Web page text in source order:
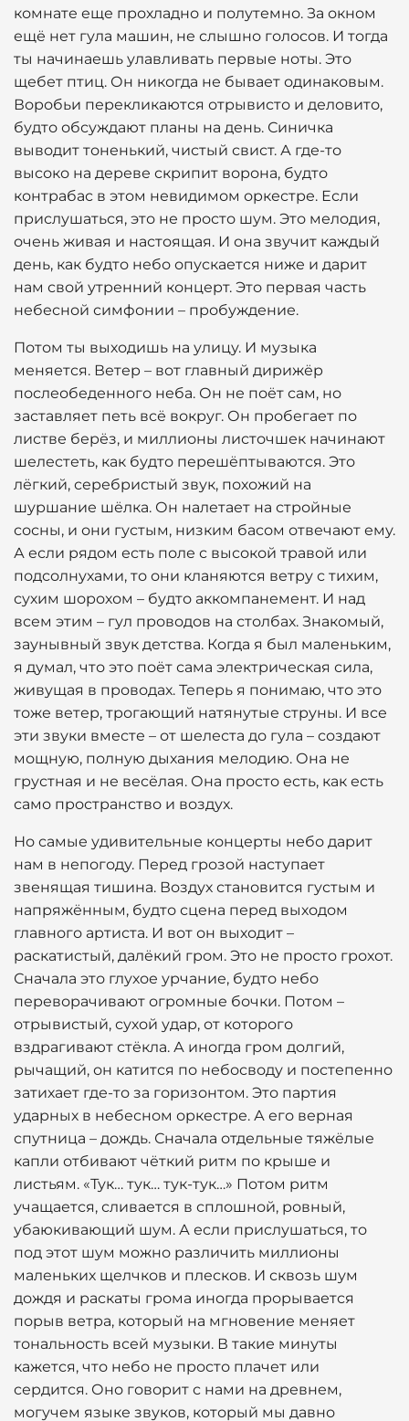
комнате еще прохладно и полутемно. За окном
ещё нет гула машин, не слышно голосов. И тогда
ты начинаешь улавливать первые ноты. Это
щебет птиц. Он никогда не бывает одинаковым.
Воробьи перекликаются отрывисто и деловито,
будто обсуждают планы на день. Синичка
выводит тоненький, чистый свист. А где-то
высоко на дереве скрипит ворона, будто
контрабас в этом невидимом оркестре. Если
прислушаться, это не просто шум. Это мелодия,
очень живая и настоящая. И она звучит каждый
день, как будто небо опускается ниже и дарит
нам свой утренний концерт. Это первая часть
небесной симфонии – пробуждение.
Потом ты выходишь на улицу. И музыка
меняется. Ветер – вот главный дирижёр
послеобеденного неба. Он не поёт сам, но
заставляет петь всё вокруг. Он пробегает по
листве берёз, и миллионы листочшек начинают
шелестеть, как будто перешёптываются. Это
лёгкий, серебристый звук, похожий на
шуршание шёлка. Он налетает на стройные
сосны, и они густым, низким басом отвечают ему.
А если рядом есть поле с высокой травой или
подсолнухами, то они кланяются ветру с тихим,
сухим шорохом – будто аккомпанемент. И над
всем этим – гул проводов на столбах. Знакомый,
заунывный звук детства. Когда я был маленьким,
я думал, что это поёт сама электрическая сила,
живущая в проводах. Теперь я понимаю, что это
тоже ветер, трогающий натянутые струны. И все
эти звуки вместе – от шелеста до гула – создают
мощную, полную дыхания мелодию. Она не
грустная и не весёлая. Она просто есть, как есть
само пространство и воздух.
Но самые удивительные концерты небо дарит
нам в непогоду. Перед грозой наступает
звенящая тишина. Воздух становится густым и
напряжённым, будто сцена перед выходом
главного артиста. И вот он выходит –
раскатистый, далёкий гром. Это не просто грохот.
Сначала это глухое урчание, будто небо
переворачивают огромные бочки. Потом –
отрывистый, сухой удар, от которого
вздрагивают стёкла. А иногда гром долгий,
рычащий, он катится по небосводу и постепенно
затихает где-то за горизонтом. Это партия
ударных в небесном оркестре. А его верная
спутница – дождь. Сначала отдельные тяжёлые
капли отбивают чёткий ритм по крыше и
листьям. «Тук… тук… тук-тук…» Потом ритм
учащается, сливается в сплошной, ровный,
убаюкивающий шум. А если прислушаться, то
под этот шум можно различить миллионы
маленьких щелчков и плесков. И сквозь шум
дождя и раскаты грома иногда прорывается
порыв ветра, который на мгновение меняет
тональность всей музыки. В такие минуты
кажется, что небо не просто плачет или
сердится. Оно говорит с нами на древнем,
могучем языке звуков, который мы давно